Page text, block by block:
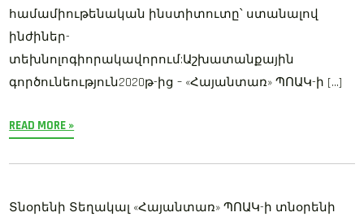
համամիութենական ինստիտուտը՝ ստանալով
ինժիներ-
տեխնոլոգիորակավորում:Աշխատանքային
գործունեություն2020թ-ից – «Հայանտառ» ՊՈԱԿ-ի […]
READ MORE »
Տնօրենի Տեղակալ «Հայանտառ» ՊՈԱԿ-ի տնօրենի